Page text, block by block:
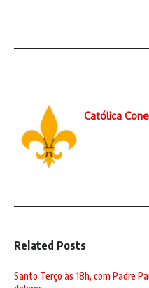
Católica
Related Posts
Santo Terço às 18h, com Padre